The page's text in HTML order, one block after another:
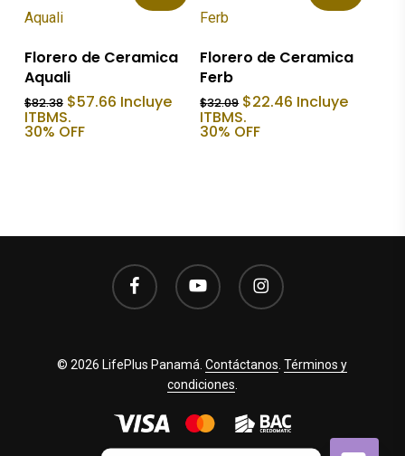
Añadir Al Carrito
Florero de Ceramica
Aquali
$82.38 El
precio
original
$57.66El
precio
Incluye
ITBMS.
30% OFF
Añadir Al Carrito
Florero de Ceramica
Ferb
$32.09 El
precio
original
$22.46 El
precio
Incluye
ITBMS.
30% OFF
facebook youtube instagram
© 2026 LifePlus Panamá.Contáctanos.Términos y
condiciones.